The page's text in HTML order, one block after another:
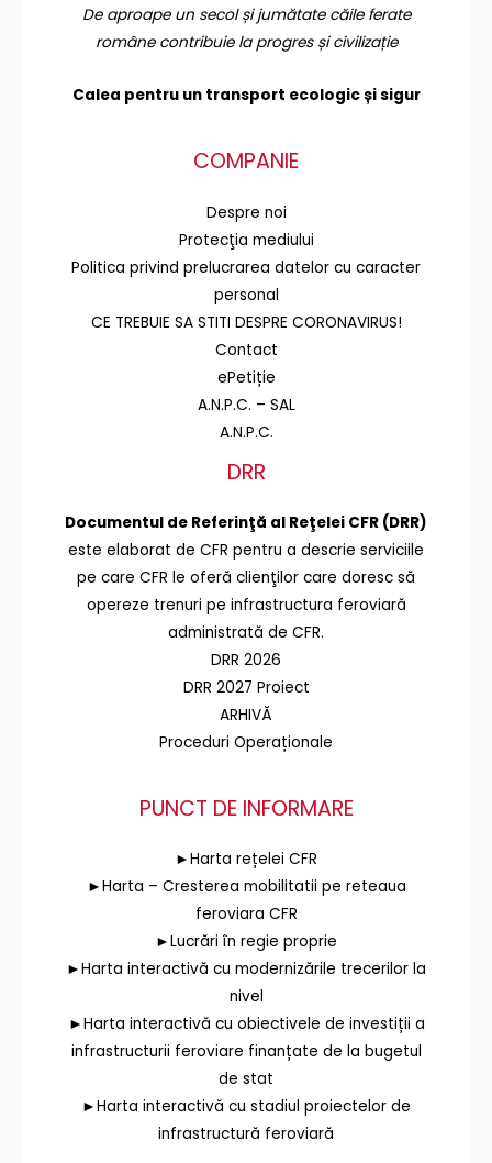
De aproape un secol și jumătate căile ferate
române contribuie la progres și civilizație
Calea pentru un transport ecologic și sigur
COMPANIE
Despre noi
Protecţia mediului
Politica privind prelucrarea datelor cu caracter
personal
CE TREBUIE SA STITI DESPRE CORONAVIRUS!
Contact
ePetiție
A.N.P.C. – SAL
A.N.P.C.
DRR
Documentul de Referinţă al Reţelei CFR (DRR)
este elaborat de CFR pentru a descrie serviciile
pe care CFR le oferă clienţilor care doresc să
opereze trenuri pe infrastructura feroviară
administrată de CFR.
DRR 2026
DRR 2027 Proiect
ARHIVĂ
Proceduri Operaționale
PUNCT DE INFORMARE
►Harta rețelei CFR
►Harta – Cresterea mobilitatii pe reteaua
feroviara CFR
►Lucrări în regie proprie
►Harta interactivă cu modernizările trecerilor la
nivel
►Harta interactivă cu obiectivele de investiții a
infrastructurii feroviare finanțate de la bugetul
de stat
►Harta interactivă cu stadiul proiectelor de
infrastructură feroviară